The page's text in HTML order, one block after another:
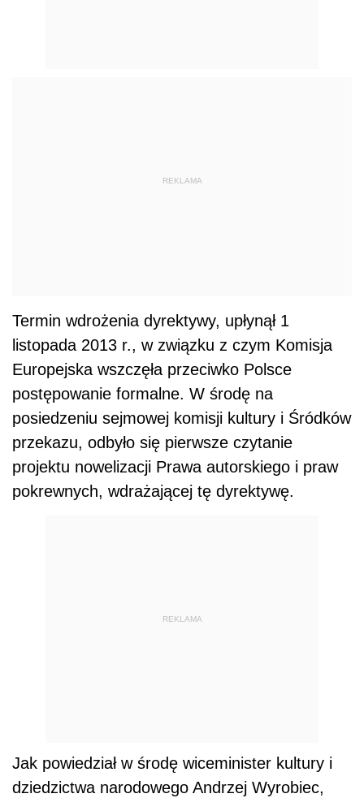
REKLAMA
Termin wdrożenia dyrektywy, upłynął 1
listopada 2013 r., w związku z czym Komisja
Europejska wszczęła przeciwko Polsce
postępowanie formalne. W środę na
posiedzeniu sejmowej komisji kultury i Śródków
przekazu, odbyło się pierwsze czytanie
projektu nowelizacji Prawa autorskiego i praw
pokrewnych, wdrażającej tę dyrektywę.
REKLAMA
Jak powiedział w środę wiceminister kultury i
dziedzictwa narodowego Andrzej Wyrobiec,